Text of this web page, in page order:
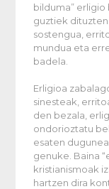
bilduma”
guztiek
sostengua,
mundua eta
badela.
Erligioa
sinesteak,
den bezala,
ondorioztatu
esaten
genuke. Baina
kristianismoak
hartzen dira